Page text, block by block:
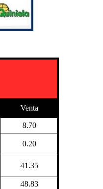
Venta
8.70
0.20
41.35
48.83